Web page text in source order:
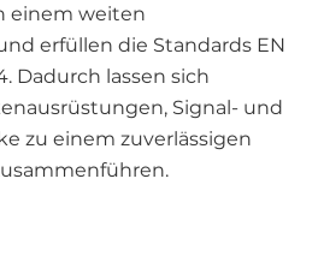
einem weiten
erfüllen die Standards EN
Dadurch lassen sich
Signal- und
zu einem zuverlässigen